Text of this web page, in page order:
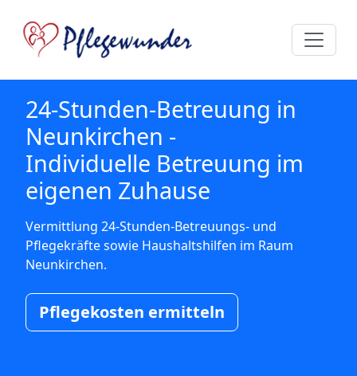
24-Stunden-Betreuung in
Neunkirchen -
Individuelle Betreuung im
eigenen Zuhause
Vermittlung 24-Stunden-Betreuungs- und
Pflegekräfte sowie Haushaltshilfen im Raum
Neunkirchen.
Pflegekosten ermitteln